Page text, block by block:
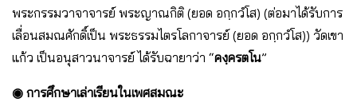
พระกรรมวาจาจารย์ พระญาณกิติ (ยอด อกฺกวํโส) (ต่อมาได้รับการ
เลื่อนสมณศักดิ์เป็น พระธรรมไตรโลกาจารย์ (ยอด อกฺกวํโส)) วัดเขา
แก้ว เป็นอนุสาวนาจารย์ ได้รับฉายาว่า “คงฺครตโน”
◉ การศึกษาเล่าเรียนในเพศสมณะ